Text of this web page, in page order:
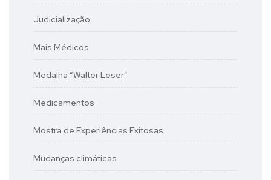
Judicialização
Mais Médicos
Medalha “Walter Leser”
Medicamentos
Mostra de Experiências Exitosas
Mudanças climáticas